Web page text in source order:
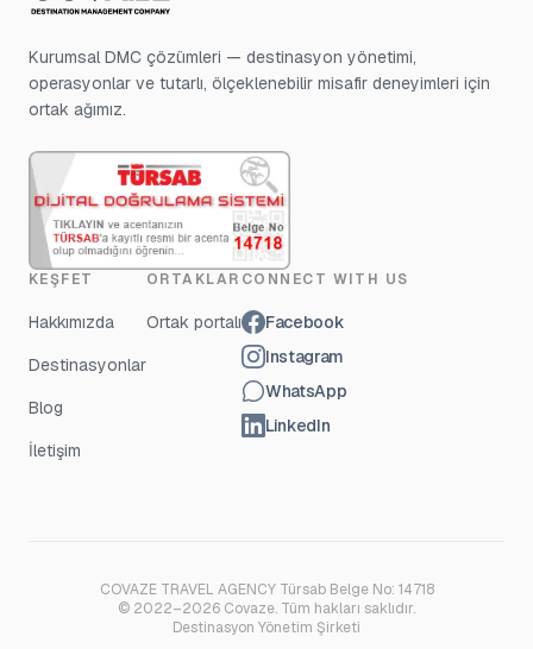
Kurumsal DMC çözümleri — destinasyon yönetimi,
operasyonlar ve tutarlı, ölçeklenebilir misafir deneyimleri için
ortak ağımız.
KEŞFET
Hakkımızda
Destinasyonlar
Blog
İletişim
ORTAKLAR
Ortak portalı
CONNECT WITH US
Facebook
Instagram
WhatsApp
LinkedIn
COVAZE TRAVEL AGENCY Türsab Belge No: 14718
© 2022–2026 Covaze. Tüm hakları saklıdır.
Destinasyon Yönetim Şirketi